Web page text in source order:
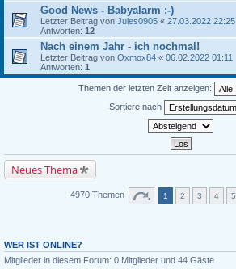
Good News - Babyalarm :-)
Letzter Beitrag von Jules0905 « 27.03.2022 22:25
Antworten: 12
Nach einem Jahr - ich nochmal!
Letzter Beitrag von Oxmox84 « 06.02.2022 01:11
Antworten: 1
Themen der letzten Zeit anzeigen:
Sortiere nach
Neues Thema
4970 Themen 1 2 3 4 5
WER IST ONLINE?
Mitglieder in diesem Forum: 0 Mitglieder und 44 Gäste